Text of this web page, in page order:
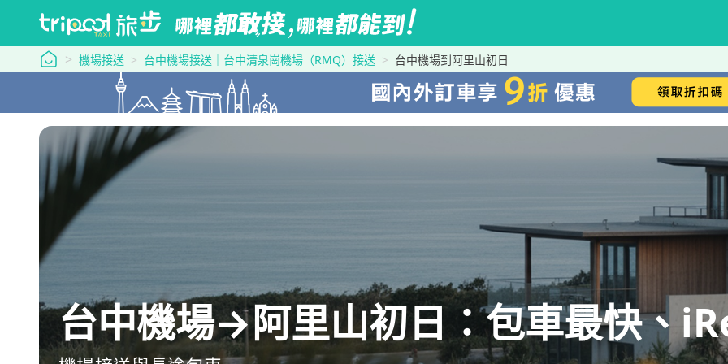
tripool 旅步
機場接送 台中機場接送｜台中清泉崗機場（RMQ）接送 台中機場到阿里山初日
台中機場→阿里山初日：包車最快、